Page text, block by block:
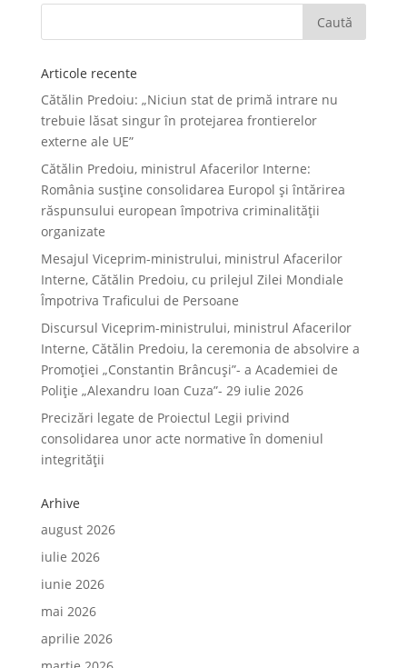
Articole recente
Cătălin Predoiu: „Niciun stat de primă intrare nu
trebuie lăsat singur în protejarea frontierelor
externe ale UE”
Cătălin Predoiu, ministrul Afacerilor Interne:
România susține consolidarea Europol și întărirea
răspunsului european împotriva criminalității
organizate
Mesajul Viceprim-ministrului, ministrul Afacerilor
Interne, Cătălin Predoiu, cu prilejul Zilei Mondiale
Împotriva Traficului de Persoane
Discursul Viceprim-ministrului, ministrul Afacerilor
Interne, Cătălin Predoiu, la ceremonia de absolvire a
Promoției „Constantin Brâncuși”- a Academiei de
Poliție „Alexandru Ioan Cuza”- 29 iulie 2026
Precizări legate de Proiectul Legii privind
consolidarea unor acte normative în domeniul
integrității
Arhive
august 2026
iulie 2026
iunie 2026
mai 2026
aprilie 2026